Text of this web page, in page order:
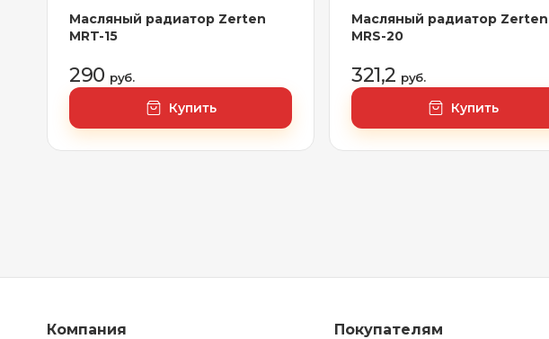
Масляный радиатор Zerten
MRT-15
290 руб.
Купить
Масляный радиатор Zerten
MRS-20
321,2 руб.
Купить
Компания Покупателям